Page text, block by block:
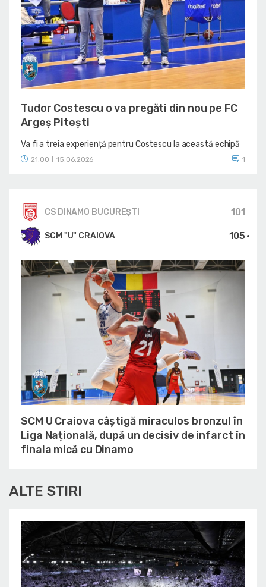
Tudor Costescu o va pregăti din nou pe FC
Argeș Pitești
Va fi a treia experiență pentru Costescu la această echipă
21:00 15.06.2026 1
CS DINAMO BUCUREŞTI 101
105
SCM "U" CRAIOVA
SCM U Craiova câștigă miraculos bronzul în
Liga Națională, după un decisiv de infarct în
finala mică cu Dinamo
ALTE STIRI